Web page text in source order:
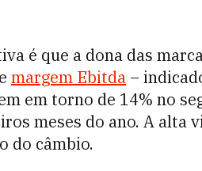
é que a dona das
margem Ebitda –
em torno de 14% no
meses do ano. A alta
do câmbio.